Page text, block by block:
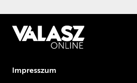
Impresszum